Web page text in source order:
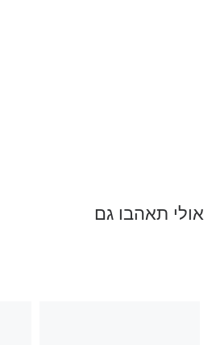
אולי תאהבו גם